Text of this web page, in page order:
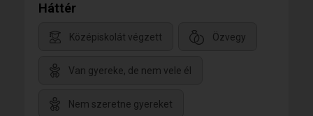
Háttér
Középiskolát végzett Özvegy
Van gyereke, de nem vele él
Nem szeretne gyereket